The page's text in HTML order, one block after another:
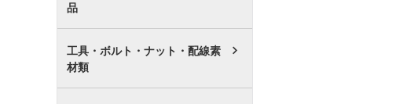
品
工具・ボルト・ナット・配線素
材類